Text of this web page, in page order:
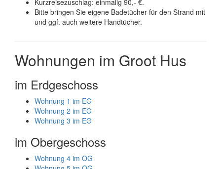
Bitte bringen Sie eigene Badetücher für den Strand mit
und ggf. auch weitere Handtücher.
Wohnungen im Groot Hus
im Erdgeschoss
Wohnung 1 im EG
Wohnung 2 im EG
Wohnung 3 im EG
im Obergeschoss
Wohnung 4 im OG